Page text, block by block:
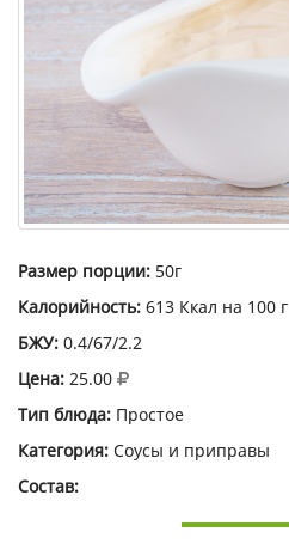
Размер порции: 50г
Калорийность: 613 Ккал на 100 г
БЖУ: 0.4/67/2.2
Цена: 25.00
Тип блюда: Простое
Категория: Соусы и приправы
Состав: